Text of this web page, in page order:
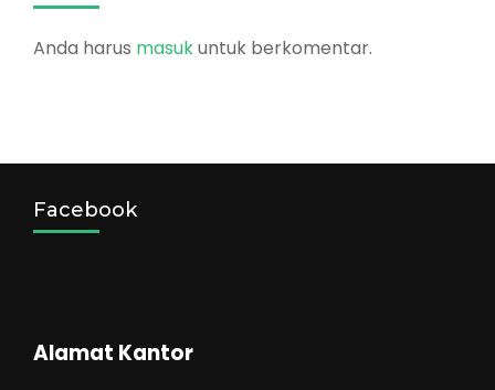
Anda harus masukuntuk berkomentar.
Facebook
Alamat Kantor